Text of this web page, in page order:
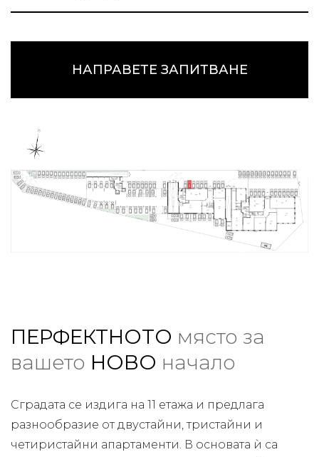
НАПРАВЕТЕ ЗАПИТВАНЕ
ПЕРФЕКТНОТО място за
вашето НОВО начало
Сградата се издига на 11 етажа и предлага
разнообразие от двустайни, тристайни и
четиристайни апартаменти. В основата ѝ са